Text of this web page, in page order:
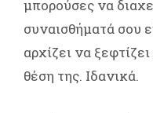
μπορούσες να
συναισθήματά σου
αρχίζει να
θέση της. Ιδανικά.